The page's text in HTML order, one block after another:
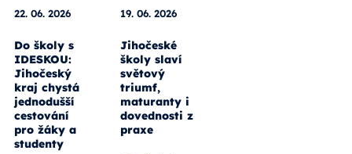
22. 06. 2026
Do školy s
IDESKOU:
Jihočeský
kraj chystá
jednodušší
cestování
pro žáky a
studenty
19. 06. 2026
Jihočeské
školy slaví
světový
triumf,
maturanty i
dovednosti z
praxe